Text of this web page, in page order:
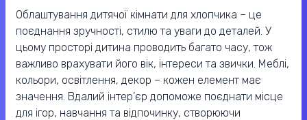
Облаштування дитячої кімнати для хлопчика – це
поєднання зручності, стилю та уваги до деталей. У
цьому просторі дитина проводить багато часу, тож
важливо врахувати його вік, інтереси та звички. Меблі,
кольори, освітлення, декор – кожен елемент має
значення. Вдалий інтер’єр допоможе поєднати місце
для ігор, навчання та відпочинку, створюючи